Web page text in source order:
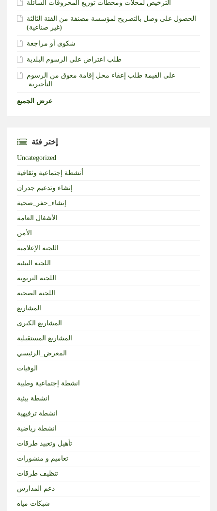
الترخيص لمحلات ومحطات توزيع المحروقات السائلة
الحصول على وصل بالتصريح لمؤسسة مصنفة من الفئة الثالثة
(غير صناعية)‏
شكوى أو مراجعة
طلب اعتراض على الرسوم البلدية
طلب إعفاء محل إقامة معوق من الرسوم‎ ‎على القيمة
التأجيرية ‏
عرض الجميع
إختر فئة
Uncategorized
أنشطة إجتماعية وثقافية
إنشاء وتدعيم جدران
إنشاء_حفر_صحية
الأشغال العامة
الأمن
اللجنة الإعلامية
اللجنة البيئية
اللجنة التربوية
اللجنة الصحية
المشاريع
المشاريع الكبرى
المشاريع المستقبلية
المعرض_الرئيسي
الوفيات
انشطة إجتماعية وطبية
انشطة بيئية
انشطة ترفيهية
انشطة رياضية
تأهيل وتعبيد طرقات
تعاميم و منشورات
تنظيف طرقات
دعم المدارس
شبكات مياه